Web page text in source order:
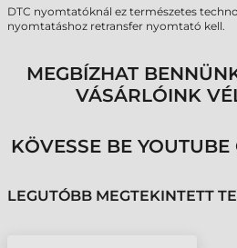
DTC nyomtatóknál ez természetes
nyomtatáshoz retransfer nyomtató kell.
MEGBÍZHAT
VÁSÁRLÓINK
KÖVESSE BE
LEGUTÓBB MEGTEKINTETT